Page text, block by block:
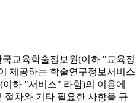
국교육학술정보원(이하 "교육정
제공하는 학술연구정보서비스
이하 "서비스" 라함)의 이용에
절차와 기타 필요한 사항을 규